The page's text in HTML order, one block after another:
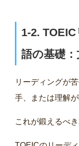
1‐2.
語の基礎：
リーディングが
手、または理解
これが鍛えるべ